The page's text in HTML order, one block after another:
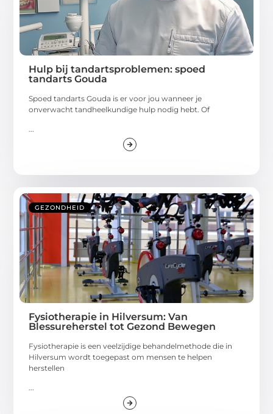
Hulp bij tandartsproblemen: spoed
tandarts Gouda
Spoed tandarts Gouda is er voor jou wanneer je
onverwacht tandheelkundige hulp nodig hebt. Of
...
GEZONDHEID
Fysiotherapie in Hilversum: Van
Blessureherstel tot Gezond Bewegen
Fysiotherapie is een veelzijdige behandelmethode die in
Hilversum wordt toegepast om mensen te helpen
herstellen
...